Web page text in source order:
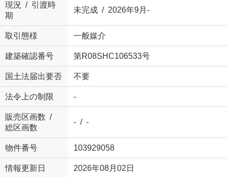
現況 / 引渡時
期
未完成 / 2026年9月-
取引態様 一般媒介
建築確認番号 第R08SHC106533号
国土法届出要否 不要
法令上の制限 -
販売区画数 /
総区画数
- / -
物件番号 103929058
情報更新日 2026年08月02日